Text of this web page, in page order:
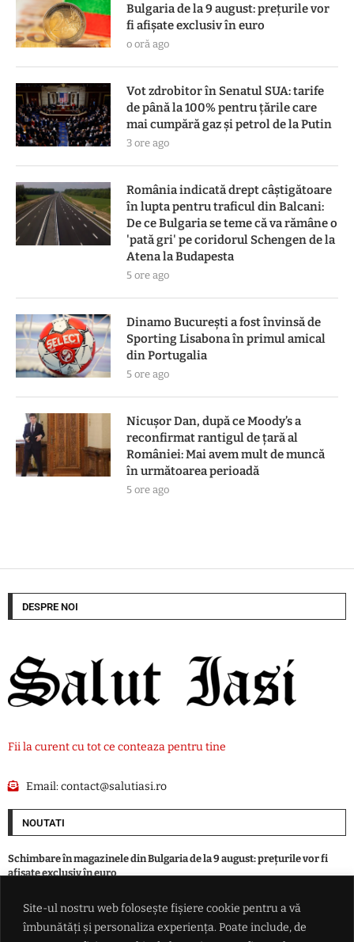
Site-ul nostru web folosește fișiere cookie pentru a vă
îmbunătăți și personaliza experiența. Poate include, de
Bulgaria de la 9 august: prețurile vor
fi afișate exclusiv în euro
o oră ago
Vot zdrobitor în Senatul SUA: tarife
de până la 100% pentru țările care
mai cumpără gaz și petrol de la Putin
3 ore ago
România indicată drept câștigătoare
în lupta pentru traficul din Balcani:
De ce Bulgaria se teme că va rămâne o
'pată gri' pe coridorul Schengen de la
Atena la Budapesta
5 ore ago
Dinamo București a fost învinsă de
Sporting Lisabona în primul amical
din Portugalia
5 ore ago
Nicușor Dan, după ce Moody’s a
reconfirmat rantigul de țară al
României: Mai avem mult de muncă
în următoarea perioadă
5 ore ago
DESPRE NOI
Fii la curent cu tot ce conteaza pentru tine
Email:contact@salutiasi.ro
NOUTATI
Schimbare în magazinele din Bulgaria de la 9 august: prețurile vor fi
afișate exclusiv în euro
Vot zdrobitor în Senatul SUA: tarife de până la 100% pentru țările care
mai cumpără gaz și petrol de la Putin